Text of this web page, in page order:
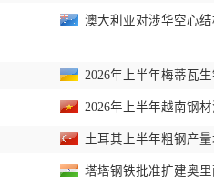
澳大利亚对涉华空心
2026年上半年梅蒂瓦
2026年上半年越南钢
土耳其上半年粗钢产
塔塔钢铁批准扩建奥